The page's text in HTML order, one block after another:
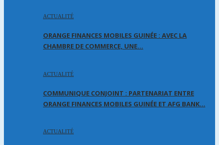
ACTUALITÉ
ORANGE FINANCES MOBILES GUINÉE : AVEC LA
CHAMBRE DE COMMERCE, UNE…
ACTUALITÉ
COMMUNIQUE CONJOINT : PARTENARIAT ENTRE
ORANGE FINANCES MOBILES GUINÉE ET AFG BANK…
ACTUALITÉ